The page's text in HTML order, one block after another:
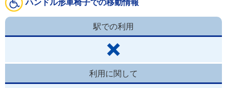
ハンドル形車椅子での移動情報
駅での利用
利用に関して